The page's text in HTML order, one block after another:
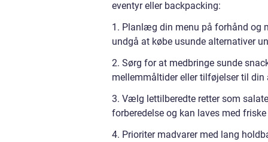
eventyr eller backpacking:
1. Planlæg din menu på forhånd og
undgå at købe usunde alternativer
2. Sørg for at medbringe sunde
mellemmåltider eller tilføjelser til din
3. Vælg lettilberedte retter som
forberedelse og kan laves med
4. Prioriter madvarer med lang